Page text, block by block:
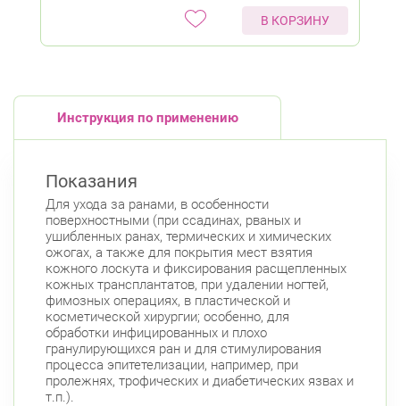
В КОРЗИНУ
Инструкция по применению
Показания
Для ухода за ранами, в особенности
поверхностными (при ссадинах, рваных и
ушибленных ранах, термических и химических
ожогах, а также для покрытия мест взятия
кожного лоскута и фиксирования расщепленных
кожных трансплантатов, при удалении ногтей,
фимозных операциях, в пластической и
косметической хирургии; особенно, для
обработки инфицированных и плохо
гранулирующихся ран и для стимулирования
процесса эпитетелизации, например, при
пролежнях, трофических и диабетических язвах и
т.п.).